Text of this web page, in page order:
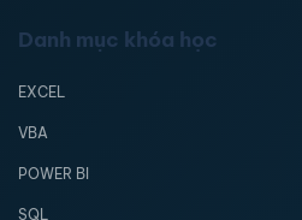
Danh mục khóa học
EXCEL
VBA
POWER BI
SQL